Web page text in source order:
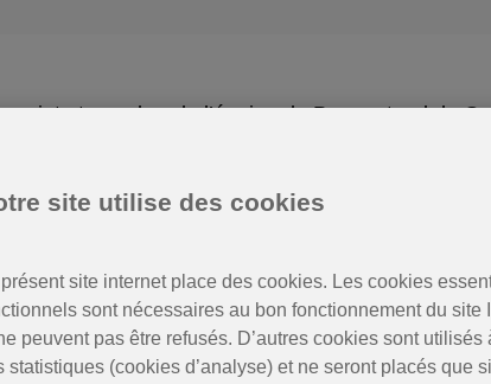
et membre de l’équipe du Parc naturel de
du sud de la Belgique.
à la pisciculture du
histoire. Et enfin, la rencontre de ,
site utilise des cookies
présent site internet place des cookies. Les cookies
sont nécessaires au bon fonctionnement du site
peuvent pas être refusés. D’autres cookies sont utilisés
statistiques (cookies d’analyse) et ne seront placés que